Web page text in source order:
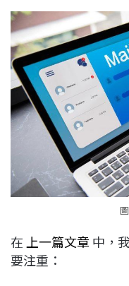
c
e
b
o
o
k
n
e
r
e
a
d
s
在 上一篇文章中，
要注重：